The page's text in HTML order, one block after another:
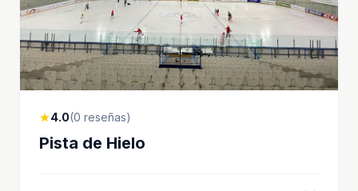
star4.0(0 reseñas)
Pista de Hielo